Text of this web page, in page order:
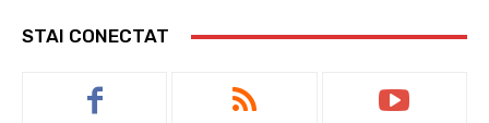
STAI CONECTAT